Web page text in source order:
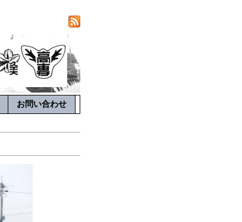
お問い合わせ